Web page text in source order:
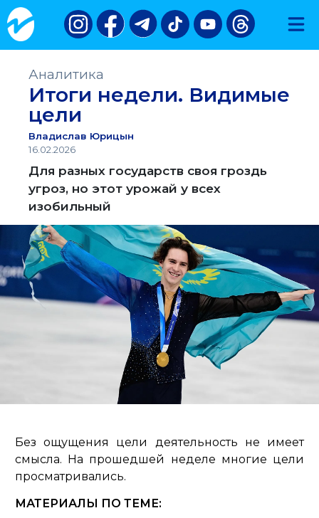
Аналитика
Итоги недели. Видимые
цели
Владислав Юрицын
16.02.2026
Для разных государств своя гроздь
угроз, но этот урожай у всех
изобильный
Без ощущения цели деятельность не имеет
смысла. На прошедшей неделе многие цели
просматривались.
МАТЕРИАЛЫ ПО ТЕМЕ: